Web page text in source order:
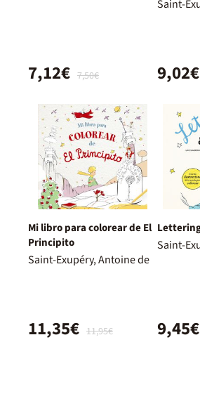
7,50€
7,12€
Saint-
9,02€
Mi libro para colorear de El
Principito
Saint-Exupéry, Antoine de
11,95€
11,35€
Saint-
9,45€